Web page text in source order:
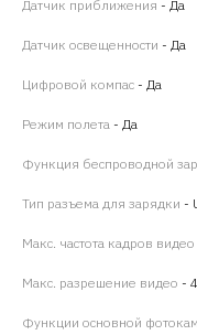
Датчик приближения - Да
Датчик освещенности - Да
Цифровой компас - Да
Режим полета - Да
Функция беспроводной
Тип разъема для зарядки -
Макс. частота кадров видео
Макс. разрешение видео -
Функции основной